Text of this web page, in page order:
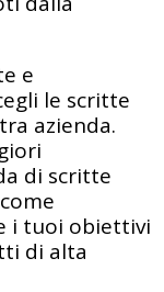
e
le scritte
azienda.
di scritte
i tuoi obiettivi
di alta